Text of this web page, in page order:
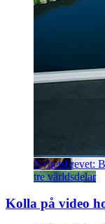
Nyhetsbrevet:
tre världsdelar
Kolla på video